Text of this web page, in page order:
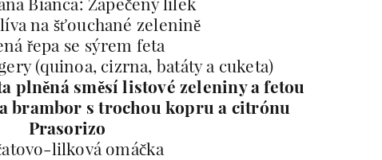
Bianca: Zapečený lilek
na šťouchané zelenině
řepa se sýrem feta
(quinoa, cizrna, batáty a cuketa)
plněná směsí listové zeleniny a fetou
brambor s trochou kopru a citrónu
Prasorizo
lilková omáčka